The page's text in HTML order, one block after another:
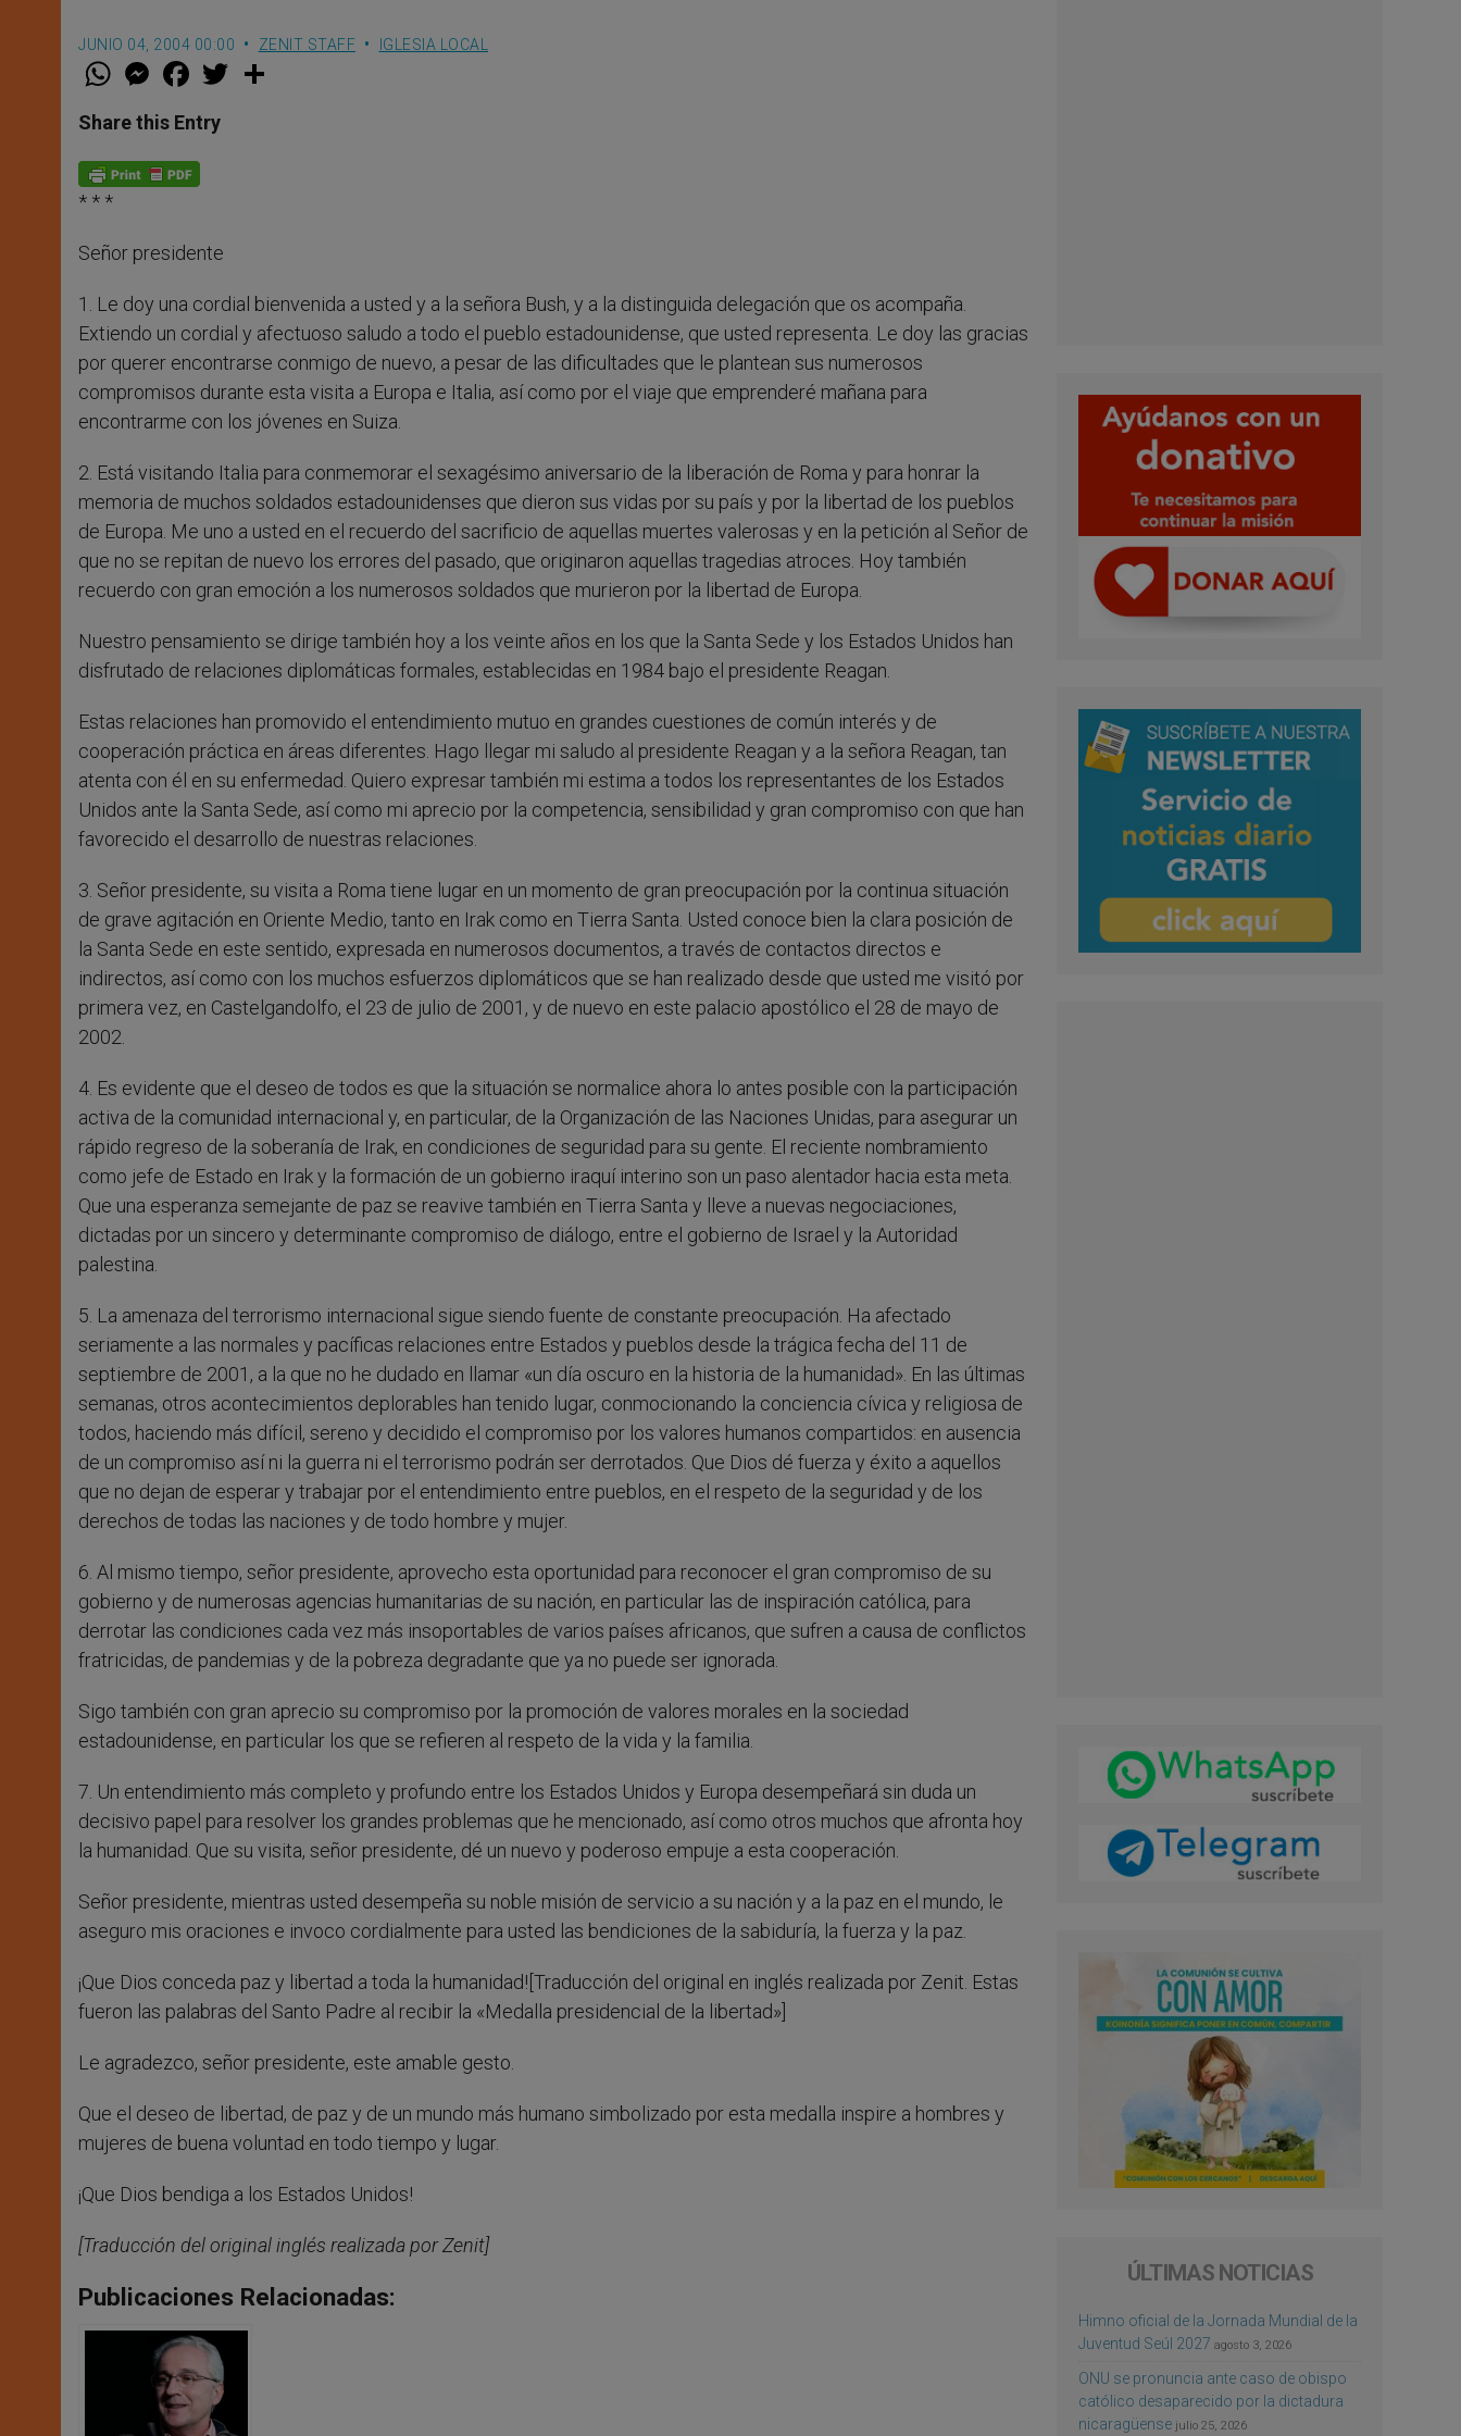
JUNIO 04, 2004 00:00 ZENIT STAFF IGLESIA LOCAL
W
t
s
p
p
M
e
s
e
g
e
F
a
e
b
o
k
w
Share this Entry
* * *
Señor presidente
1. Le doy una cordial bienvenida a usted y a la señora Bush, y a la distinguida delegación que os acompaña.
Extiendo un cordial y afectuoso saludo a todo el pueblo estadounidense, que usted representa. Le doy las gracias
por querer encontrarse conmigo de nuevo, a pesar de las dificultades que le plantean sus numerosos
compromisos durante esta visita a Europa e Italia, así como por el viaje que emprenderé mañana para
encontrarme con los jóvenes en Suiza.
2. Está visitando Italia para conmemorar el sexagésimo aniversario de la liberación de Roma y para honrar la
memoria de muchos soldados estadounidenses que dieron sus vidas por su país y por la libertad de los pueblos
de Europa. Me uno a usted en el recuerdo del sacrificio de aquellas muertes valerosas y en la petición al Señor de
que no se repitan de nuevo los errores del pasado, que originaron aquellas tragedias atroces. Hoy también
recuerdo con gran emoción a los numerosos soldados que murieron por la libertad de Europa.
Nuestro pensamiento se dirige también hoy a los veinte años en los que la Santa Sede y los Estados Unidos han
disfrutado de relaciones diplomáticas formales, establecidas en 1984 bajo el presidente Reagan.
Estas relaciones han promovido el entendimiento mutuo en grandes cuestiones de común interés y de
cooperación práctica en áreas diferentes. Hago llegar mi saludo al presidente Reagan y a la señora Reagan, tan
atenta con él en su enfermedad. Quiero expresar también mi estima a todos los representantes de los Estados
Unidos ante la Santa Sede, así como mi aprecio por la competencia, sensibilidad y gran compromiso con que han
favorecido el desarrollo de nuestras relaciones.
3. Señor presidente, su visita a Roma tiene lugar en un momento de gran preocupación por la continua situación
de grave agitación en Oriente Medio, tanto en Irak como en Tierra Santa. Usted conoce bien la clara posición de
la Santa Sede en este sentido, expresada en numerosos documentos, a través de contactos directos e
indirectos, así como con los muchos esfuerzos diplomáticos que se han realizado desde que usted me visitó por
primera vez, en Castelgandolfo, el 23 de julio de 2001, y de nuevo en este palacio apostólico el 28 de mayo de
2002.
4. Es evidente que el deseo de todos es que la situación se normalice ahora lo antes posible con la participación
activa de la comunidad internacional y, en particular, de la Organización de las Naciones Unidas, para asegurar un
rápido regreso de la soberanía de Irak, en condiciones de seguridad para su gente. El reciente nombramiento
como jefe de Estado en Irak y la formación de un gobierno iraquí interino son un paso alentador hacia esta meta.
Que una esperanza semejante de paz se reavive también en Tierra Santa y lleve a nuevas negociaciones,
dictadas por un sincero y determinante compromiso de diálogo, entre el gobierno de Israel y la Autoridad
palestina.
5. La amenaza del terrorismo internacional sigue siendo fuente de constante preocupación. Ha afectado
seriamente a las normales y pacíficas relaciones entre Estados y pueblos desde la trágica fecha del 11 de
septiembre de 2001, a la que no he dudado en llamar «un día oscuro en la historia de la humanidad». En las últimas
semanas, otros acontecimientos deplorables han tenido lugar, conmocionando la conciencia cívica y religiosa de
todos, haciendo más difícil, sereno y decidido el compromiso por los valores humanos compartidos: en ausencia
de un compromiso así ni la guerra ni el terrorismo podrán ser derrotados. Que Dios dé fuerza y éxito a aquellos
que no dejan de esperar y trabajar por el entendimiento entre pueblos, en el respeto de la seguridad y de los
derechos de todas las naciones y de todo hombre y mujer.
6. Al mismo tiempo, señor presidente, aprovecho esta oportunidad para reconocer el gran compromiso de su
gobierno y de numerosas agencias humanitarias de su nación, en particular las de inspiración católica, para
derrotar las condiciones cada vez más insoportables de varios países africanos, que sufren a causa de conflictos
fratricidas, de pandemias y de la pobreza degradante que ya no puede ser ignorada.
Sigo también con gran aprecio su compromiso por la promoción de valores morales en la sociedad
estadounidense, en particular los que se refieren al respeto de la vida y la familia.
7. Un entendimiento más completo y profundo entre los Estados Unidos y Europa desempeñará sin duda un
decisivo papel para resolver los grandes problemas que he mencionado, así como otros muchos que afronta hoy
la humanidad. Que su visita, señor presidente, dé un nuevo y poderoso empuje a esta cooperación.
Señor presidente, mientras usted desempeña su noble misión de servicio a su nación y a la paz en el mundo, le
aseguro mis oraciones e invoco cordialmente para usted las bendiciones de la sabiduría, la fuerza y la paz.
¡Que Dios conceda paz y libertad a toda la humanidad! [Traducción del original en inglés realizada por Zenit. Estas
fueron las palabras del Santo Padre al recibir la «Medalla presidencial de la libertad»]
Le agradezco, señor presidente, este amable gesto.
Que el deseo de libertad, de paz y de un mundo más humano simbolizado por esta medalla inspire a hombres y
mujeres de buena voluntad en todo tiempo y lugar.
¡Que Dios bendiga a los Estados Unidos!
[Traducción del original inglés realizada por Zenit]
Publicaciones Relacionadas:
ÚLTIMAS NOTICIAS
Himno oficial de la Jornada Mundial de la
Juventud Seúl 2027 agosto 3, 2026
ONU se pronuncia ante caso de obispo
católico desaparecido por la dictadura
nicaragüense julio 25, 2026